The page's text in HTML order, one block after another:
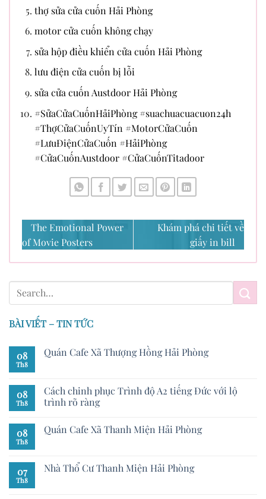
thợ sửa cửa cuốn Hải Phòng
motor cửa cuốn không chạy
sửa hộp điều khiển cửa cuốn Hải Phòng
lưu điện cửa cuốn bị lỗi
sửa cửa cuốn Austdoor Hải Phòng
#SửaCửaCuốnHảiPhòng #suachuacuacuon24h
#ThợCửaCuốnUyTín #MotorCửaCuốn
#LưuĐiệnCửaCuốn #HảiPhòng
#CửaCuốnAustdoor #CửaCuốnTitadoor
The Emotional Power
of Movie Posters
Khám phá chi tiết về
giấy in bill
BÀI VIẾT – TIN TỨC
08
Th8
Quán Cafe Xã Thượng Hồng Hải Phòng
08
Th8
Cách chinh phục Trình độ A2 tiếng Đức với lộ
trình rõ ràng
08
Th8
Quán Cafe Xã Thanh Miện Hải Phòng
07
Th8
Nhà Thổ Cư Thanh Miện Hải Phòng